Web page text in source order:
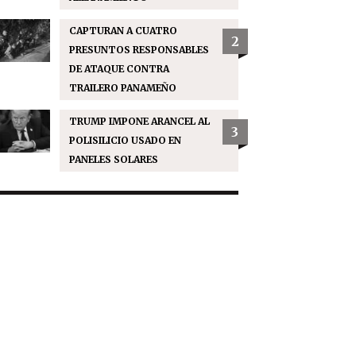
CAPTURAN A CUATRO
PRESUNTOS RESPONSABLES
DE ATAQUE CONTRA
TRAILERO PANAMEÑO
2
TRUMP IMPONE ARANCEL AL
POLISILICIO USADO EN
PANELES SOLARES
3